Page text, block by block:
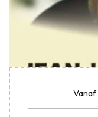
Vanaf